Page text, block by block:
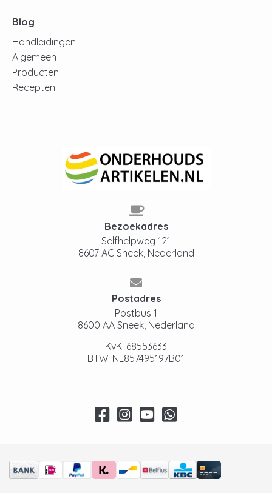
Blog
Handleidingen
Algemeen
Producten
Recepten
Bezoekadres
Selfhelpweg 121
8607 AC Sneek, Nederland
Postadres
Postbus 1
8600 AA Sneek, Nederland
KvK: 68553633
BTW: NL857495197B01